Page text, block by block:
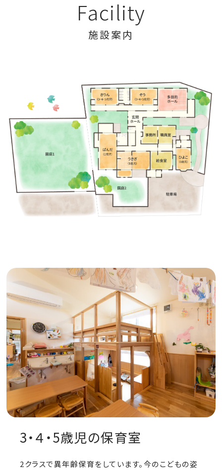
Facility
施設案内
3・４・5歳児の保育室
2クラスで異年齢保育をしています。今のこどもの姿